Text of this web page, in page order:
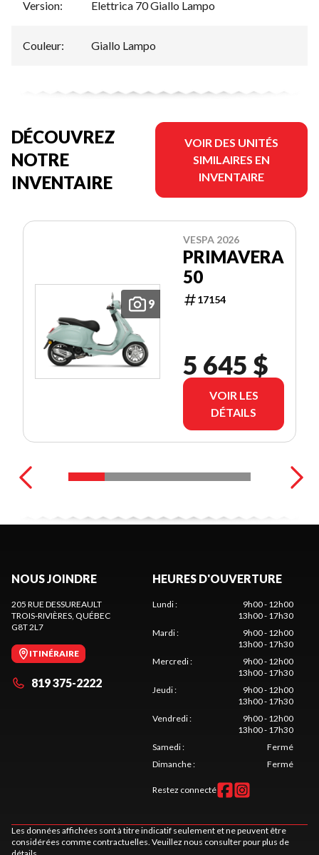
Version: Elettrica 70 Giallo Lampo
Couleur: Giallo Lampo
DÉCOUVREZ
NOTRE
INVENTAIRE
VOIR DES UNITÉS
SIMILAIRES EN
INVENTAIRE
9
VESPA 2026
PRIMAVERA
50
17154
5 645 $
VOIR LES
DÉTAILS
NOUS JOINDRE
205 RUE DESSUREAULT
TROIS-RIVIÈRES , QUÉBEC
G8T 2L7
ITINÉRAIRE
819 375-2222
HEURES D'OUVERTURE
Lundi:
9h00 - 12h00
13h00 - 17h30
Mardi:
9h00 - 12h00
13h00 - 17h30
Mercredi:
9h00 - 12h00
13h00 - 17h30
Jeudi:
9h00 - 12h00
13h00 - 17h30
Vendredi:
9h00 - 12h00
13h00 - 17h30
Samedi:
Fermé
Dimanche: Fermé
Restez connecté
Les données affichées sont à titre indicatif seulement et ne peuvent être
considérées comme contractuelles. Veuillez nous consulter pour plus de